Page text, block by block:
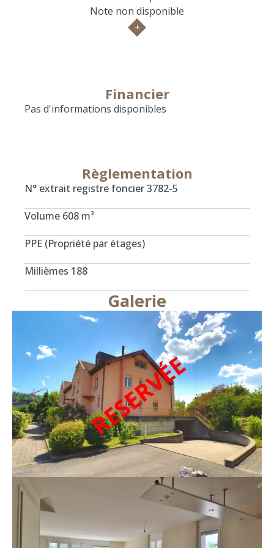
C'est un bien qui répond entièrement aux besoins
d'une famille et qui, comme cela est précisé, peut
Pour toute demande de dossier ou pour une visite des
lieux, n'hésitez pas à nous contacter.
Note non disponible
Financier
Pas d'informations disponibles
Règlementation
N° extrait registre foncier3782-5
Volume 608 m³
PPE (Propriété par étages)
Millièmes 188
Galerie